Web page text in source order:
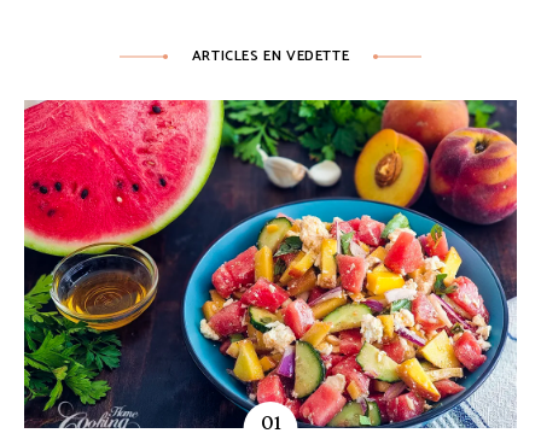
ARTICLES EN VEDETTE